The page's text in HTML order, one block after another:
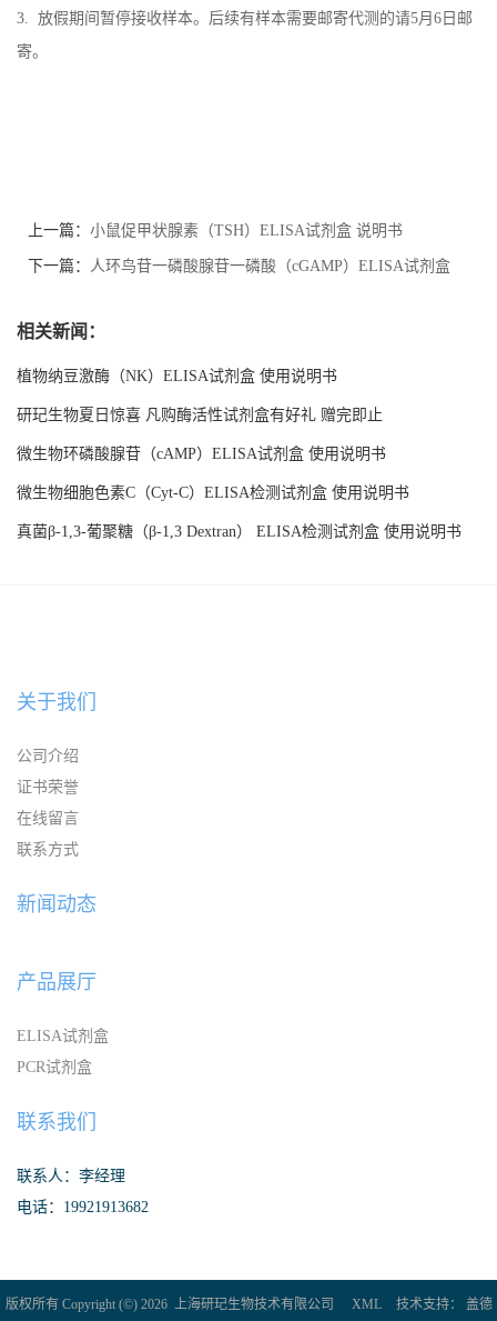
3. 放假期间暂停接收样本。后续有样本需要邮寄代测的请5月6日邮
寄。
上一篇： 小鼠促甲状腺素（TSH）ELISA试剂盒 说明书
下一篇： 人环鸟苷一磷酸腺苷一磷酸（cGAMP）ELISA试剂盒
相关新闻：
植物纳豆激酶（NK）ELISA试剂盒 使用说明书
研玘生物夏日惊喜 凡购酶活性试剂盒有好礼 赠完即止
微生物环磷酸腺苷（cAMP）ELISA试剂盒 使用说明书
微生物细胞色素C（Cyt-C）ELISA检测试剂盒 使用说明书
真菌β-1,3-葡聚糖（β-1,3 Dextran） ELISA检测试剂盒 使用说明书
关于我们
公司介绍
证书荣誉
在线留言
联系方式
新闻动态
产品展厅
ELISA试剂盒
PCR试剂盒
联系我们
联系人：李经理
电话：19921913682
版权所有 Copyright (©) 2026 上海研玘生物技术有限公司 XML 技术支持： 盖德